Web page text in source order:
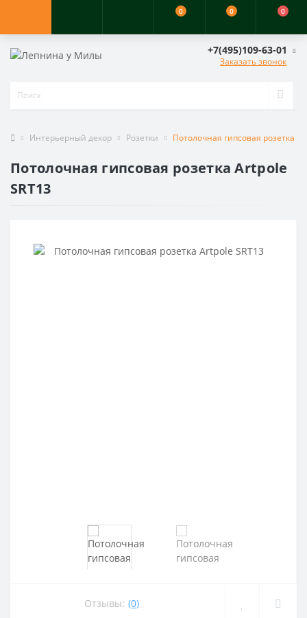
0 0 0
+7(495)109-63-01
Заказать звонок
Интерьерный декор Розетки Потолочная гипсовая розетка
Потолочная гипсовая розетка Artpole
SRT13
Отзывы: (0)